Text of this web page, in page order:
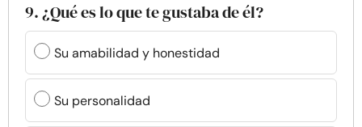
9. ¿Qué es lo que te gustaba de él?
Su amabilidad y honestidad
Su personalidad